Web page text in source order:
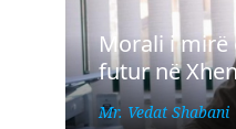
Morali i mirë
futur në
Mr. Vedat Shabani